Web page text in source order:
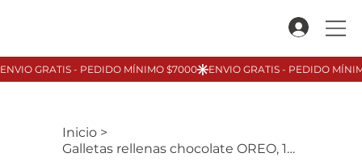
Inicio >
Galletas rellenas chocolate OREO, 117gr